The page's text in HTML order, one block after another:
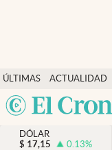
ÚLTIMAS
NOTICIAS
ACTUALIDAD
Actualidad
Finanzas y economía
Dólar y mercados
DÓLAR
$ 17,15 0.13%